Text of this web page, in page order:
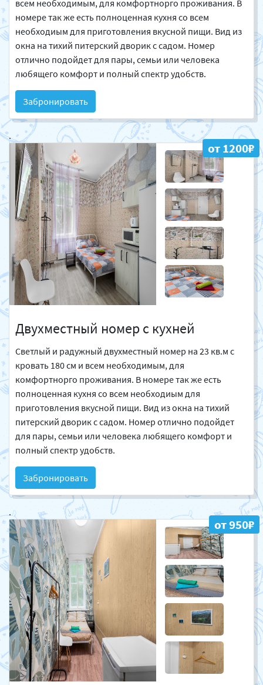
всем необходимым, для комфортнорго проживания. В
номере так же есть полноценная кухня со всем
необходиым для приготовления вкусной пищи. Вид из
окна на тихий питерский дворик с садом. Номер
отлично подойдет для пары, семьи или человека
любящего комфорт и полный спектр удобств.
Забронировать
.
от 1200₽
Двухместный номер с кухней
Светлый и радужный двухместный номер на 23 кв.м с
кровать 180 см и всем необходимым, для
комфортнорго проживания. В номере так же есть
полноценная кухня со всем необходиым для
приготовления вкусной пищи. Вид из окна на тихий
питерский дворик с садом. Номер отлично подойдет
для пары, семьи или человека любящего комфорт и
полный спектр удобств.
Забронировать
.
от 950₽